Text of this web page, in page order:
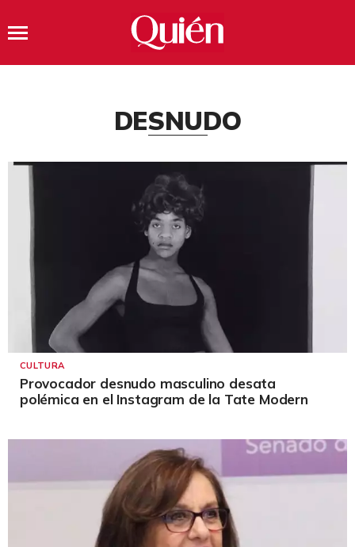
DESNUDO
CULTURA
Provocador desnudo masculino desata
polémica en el Instagram de la Tate Modern